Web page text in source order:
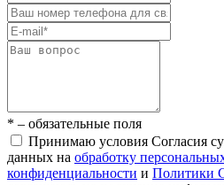
* – обязательные поля
Принимаю условия Согласия
данных на обработку
конфиденциальности и Политики